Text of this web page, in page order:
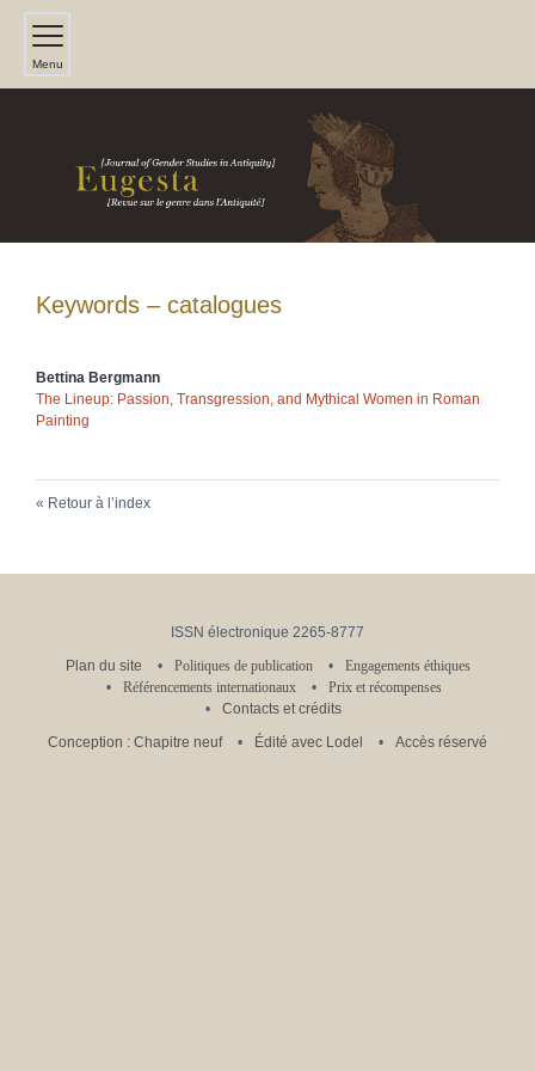
Menu
Keywords – catalogues
Bettina Bergmann
The Lineup: Passion, Transgression, and Mythical Women in Roman
Painting
Retour à l’index
ISSN électronique 2265-8777
Plan du site
Politiques de publication
Engagements éthiques
Référencements internationaux
Prix et récompenses
Contacts et crédits
Conception : Chapitre neuf
Édité avec Lodel Accès réservé